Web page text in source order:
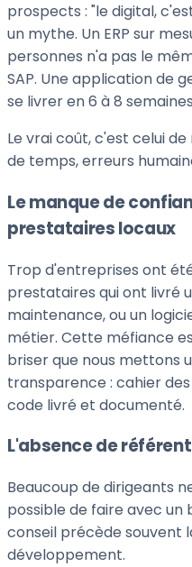
prospects : "le digital,
un mythe. Un ERP sur
personnes n'a pas le
SAP. Une application de
se livrer en 6 à 8
Le vrai coût, c'est celui
de temps, erreurs
Le manque de
prestataires locaux
Trop d'entreprises ont
prestataires qui ont livré
maintenance, ou un
métier. Cette méfiance
briser que nous mettons
transparence : cahier
code livré et documenté.
L'absence de
Beaucoup de dirigeants
possible de faire avec un
conseil précède souvent
développement.